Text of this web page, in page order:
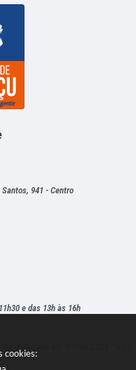
cookies:
941 - Centro
e das 13h às 16h